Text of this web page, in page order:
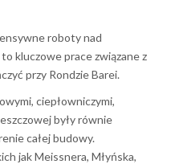
roboty nad
kluczowe prace związane z
przy Rondzie Barei.
ciepłowniczymi,
były równie
całej budowy.
jak Meissnera, Młyńska,